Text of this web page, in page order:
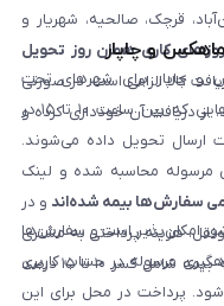
قرچک، صالحیه، شهریار و
کاری همان روز تحویل
کالا الزامی است. در صورتی
دریافت آن خودداری کرده و
و چاپار
و چاپار برای شهرهای تحت
پوشش این شرکت‌ها فراهم است. سفارش‌هایی که بین ساعت ۱۰ تا ۱۵ در
ارسال تحویل داده می‌شوند.
مرسوله محاسبه شده و لینک
سفارش‌ها بیمه شده‌اند و در
هزینه پرداختی به مشتری
بازگردانده خواهد شد. توجه داشته باشید که بیمه شامل کسر ۱۰ تا ۱۵ درصد
امکان‌پذیر است و سفارش‌ها
مرسوله در حساب کاربری
پرداخت در محل برای این